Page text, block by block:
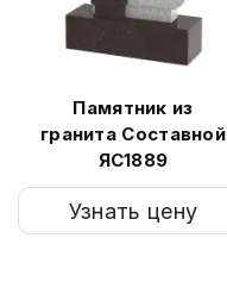
Памятник из
гранита Составной
ЯС1889
Узнать цену